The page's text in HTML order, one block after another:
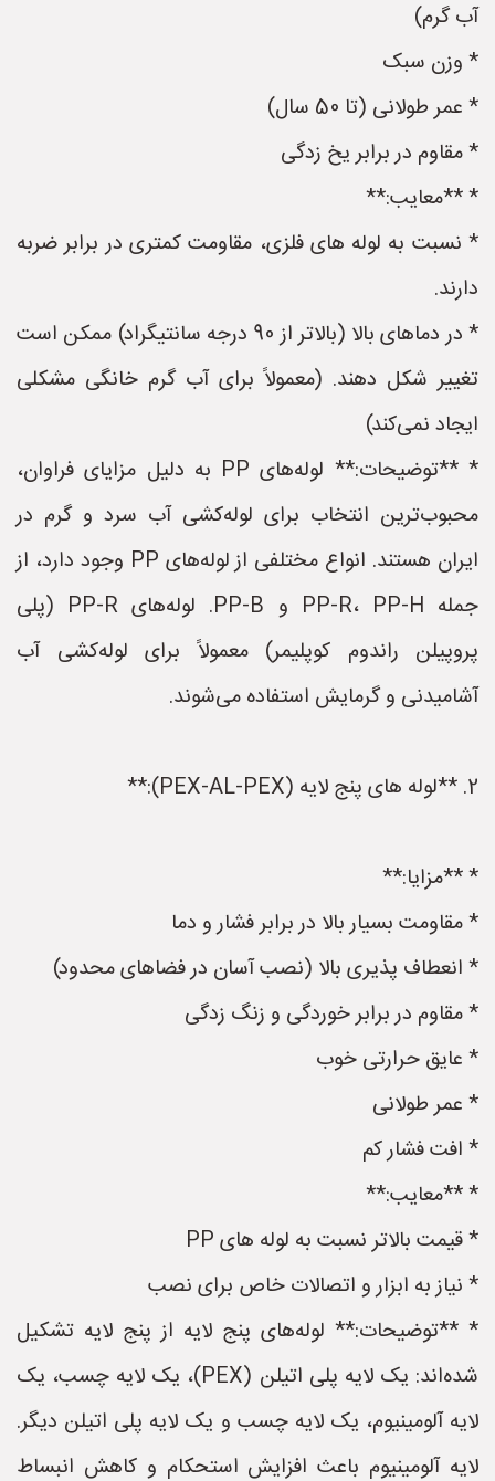
آب گرم)
* وزن سبک
* عمر طولانی (تا 50 سال)
* مقاوم در برابر یخ زدگی
* **معایب:**
* نسبت به لوله های فلزی، مقاومت کمتری در برابر ضربه
دارند.
* در دماهای بالا (بالاتر از 90 درجه سانتیگراد) ممکن است
تغییر شکل دهند. (معمولاً برای آب گرم خانگی مشکلی
ایجاد نمی‌کند)
* **توضیحات:** لوله‌های PP به دلیل مزایای فراوان،
محبوب‌ترین انتخاب برای لوله‌کشی آب سرد و گرم در
ایران هستند. انواع مختلفی از لوله‌های PP وجود دارد، از
جمله PP-R، PP-H و PP-B. لوله‌های PP-R (پلی
پروپیلن راندوم کوپلیمر) معمولاً برای لوله‌کشی آب
آشامیدنی و گرمایش استفاده می‌شوند.
2. **لوله های پنج لایه (PEX-AL-PEX):**
* **مزایا:**
* مقاومت بسیار بالا در برابر فشار و دما
* انعطاف پذیری بالا (نصب آسان در فضاهای محدود)
* مقاوم در برابر خوردگی و زنگ زدگی
* عایق حرارتی خوب
* عمر طولانی
* افت فشار کم
* **معایب:**
* قیمت بالاتر نسبت به لوله های PP
* نیاز به ابزار و اتصالات خاص برای نصب
* **توضیحات:** لوله‌های پنج لایه از پنج لایه تشکیل
شده‌اند: یک لایه پلی اتیلن (PEX)، یک لایه چسب، یک
لایه آلومینیوم، یک لایه چسب و یک لایه پلی اتیلن دیگر.
لایه آلومینیوم باعث افزایش استحکام و کاهش انبساط